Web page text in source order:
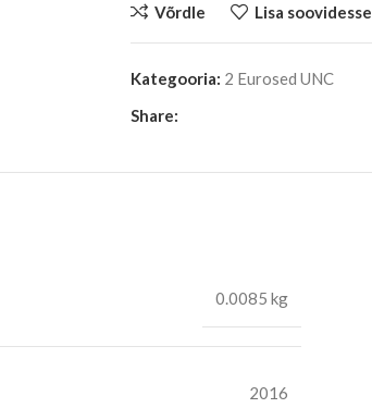
Võrdle Lisa soovidesse
Kategooria: 2 Eurosed UNC
Share:
0.0085 kg
2016